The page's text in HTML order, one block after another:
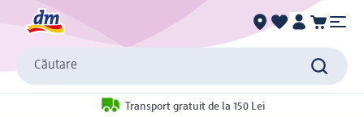
Căutare
Transport gratuit de la 150 Lei